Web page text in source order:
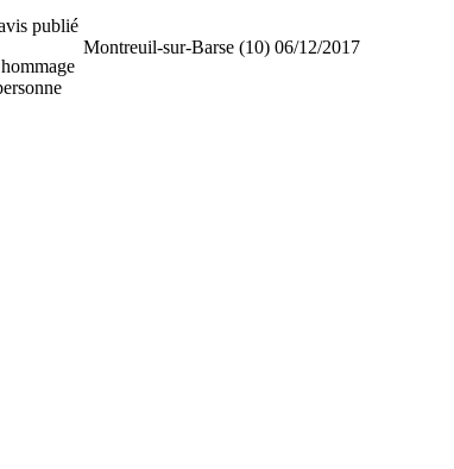
publié
Montreuil-sur-Barse (10) 06/12/2017